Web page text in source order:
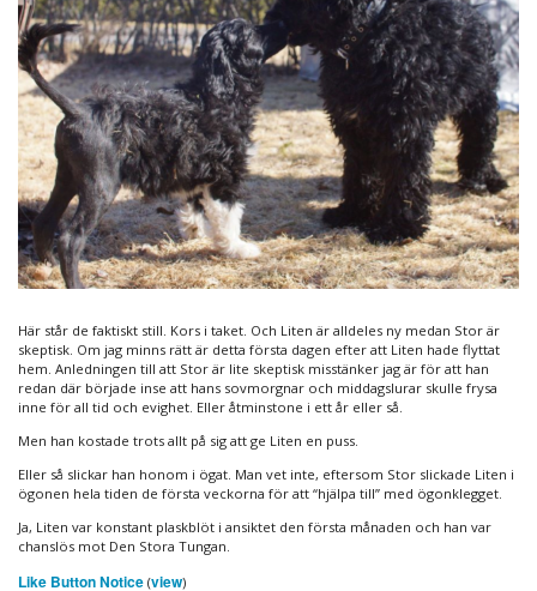
Här står de faktiskt still. Kors i taket. Och Liten är alldeles ny medan Stor är
skeptisk. Om jag minns rätt är detta första dagen efter att Liten hade flyttat
hem. Anledningen till att Stor är lite skeptisk misstänker jag är för att han
redan där började inse att hans sovmorgnar och middagslurar skulle frysa
inne för all tid och evighet. Eller åtminstone i ett år eller så.
Men han kostade trots allt på sig att ge Liten en puss.
Eller så slickar han honom i ögat. Man vet inte, eftersom Stor slickade Liten i
ögonen hela tiden de första veckorna för att “hjälpa till” med ögonklegget.
Ja, Liten var konstant plaskblöt i ansiktet den första månaden och han var
chanslös mot Den Stora Tungan.
Like Button Notice (view)